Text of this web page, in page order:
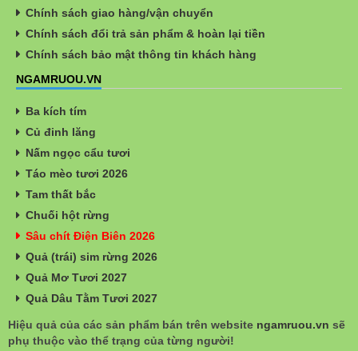
Chính sách giao hàng/vận chuyển
Chính sách đổi trả sản phẩm & hoàn lại tiền
Chính sách bảo mật thông tin khách hàng
NGAMRUOU.VN
Ba kích tím
Củ đinh lăng
Nấm ngọc cẩu tươi
Táo mèo tươi 2026
Tam thất bắc
Chuối hột rừng
Sâu chít Điện Biên 2026
Quả (trái) sim rừng 2026
Quả Mơ Tươi 2027
Quả Dâu Tằm Tươi 2027
Hiệu quả của các sản phẩm bán trên website ngamruou.vn sẽ
phụ thuộc vào thể trạng của từng người!